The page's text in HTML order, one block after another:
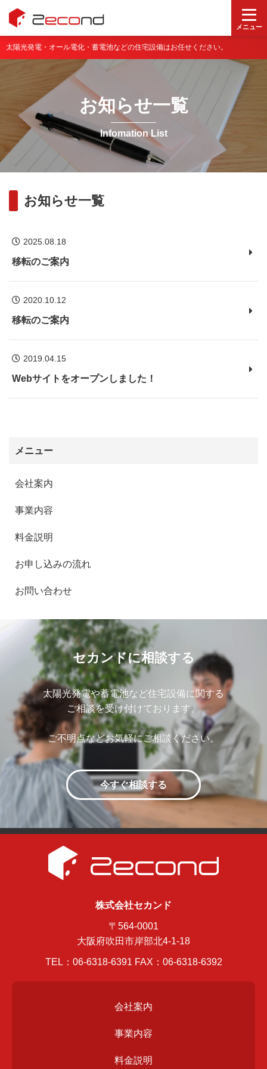
メニュー
太陽光発電・オール電化・蓄電池などの住宅設備はお任せください。
お知らせ一覧
Infomation List
お知らせ一覧
2025.08.18
移転のご案内
2020.10.12
移転のご案内
2019.04.15
Webサイトをオープンしました！
メニュー
会社案内
事業内容
料金説明
お申し込みの流れ
お問い合わせ
セカンドに相談する
太陽光発電や蓄電池など住宅設備に関する
ご相談を受け付けております。
ご不明点などお気軽にご相談ください。
今すぐ相談する
株式会社セカンド
〒564-0001
大阪府吹田市岸部北4-1-18
TEL： 06-6318-6391 FAX：06-6318-6392
会社案内
事業内容
料金説明